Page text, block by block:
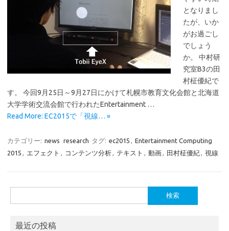
となりまし
たが、いか
がお過ごし
でしょう
か。 中村研
究室B3の田
村柾優紀で
す。 今回9月25日～9月27日にかけて札幌市教育文化会館と北海道
大学学術交流会館で行われたEntertainment …
Read More: EC2015で「視線… »
カテゴリー: news research タグ: ec2015 , Entertainment Computing
2015 , エフェクト , コンテンツ分析, テキスト , 動画, 田村柾優紀, 視線
索:
最近の投稿